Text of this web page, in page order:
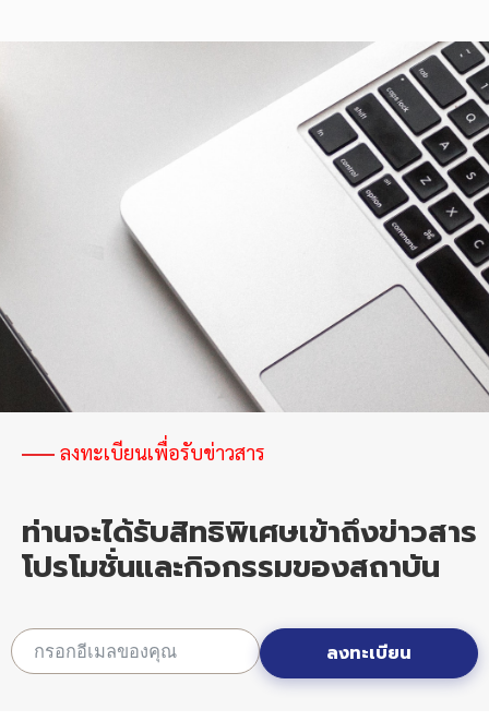
ลงทะเบียนเพื่อรับข่าวสาร
ท่านจะได้รับสิทธิพิเศษเข้าถึงข่าวสาร
โปรโมชั่นและกิจกรรมของสถาบัน
ลงทะเบียน